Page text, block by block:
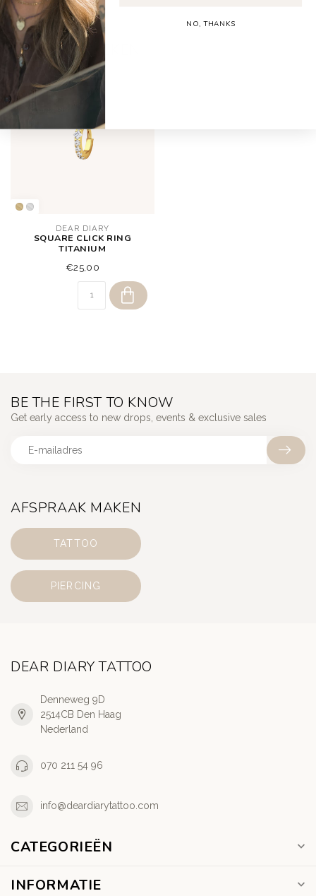
RECENT BEKEKEN
DEAR DIARY
SQUARE CLICK RING
TITANIUM
€25,00
AFSPRAAK MAKEN
TATTOO
PIERCING
BE THE FIRST TO KNOW
Get early access to new drops, events & exclusive sales
DEAR DIARY TATTOO
Denneweg 9D
2514CB Den Haag
Nederland
070 211 54 96
info@deardiarytattoo.com
CATEGORIEËN
INFORMATIE
NO, THANKS